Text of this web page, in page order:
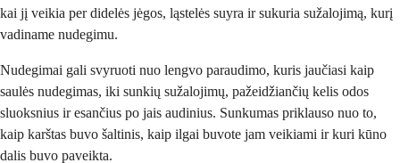
kai jį veikia per didelės jėgos, ląstelės suyra ir sukuria sužalojimą, kurį
vadiname nudegimu.
Nudegimai gali svyruoti nuo lengvo paraudimo, kuris jaučiasi kaip
saulės nudegimas, iki sunkių sužalojimų, pažeidžiančių kelis odos
sluoksnius ir esančius po jais audinius. Sunkumas priklauso nuo to,
kaip karštas buvo šaltinis, kaip ilgai buvote jam veikiami ir kuri kūno
dalis buvo paveikta.